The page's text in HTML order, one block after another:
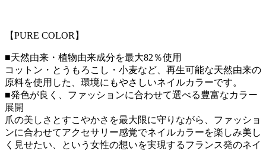
【PURE COLOR】
■天然由来・植物由来成分を最大82％使用
コットン・とうもろこし・小麦など、再生可能な天然由来の
原料を使用した、環境にもやさしいネイルカラーです。
■発色が良く、ファッションに合わせて選べる豊富なカラー
展開
爪の美しさとすこやかさを最大限に守りながら、ファッショ
ンに合わせてアクセサリー感覚でネイルカラーを楽しみ美し
く見せたい、という女性の想いを実現するフランス発のネイ